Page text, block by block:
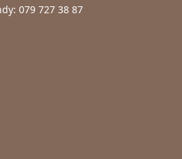
079 727 38 87